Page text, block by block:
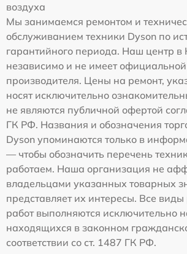
воздуха
Мы занимаемся ремонтом и
обслуживанием техники Dyson по
гарантийного периода. Наш центр в
независимо и не имеет
производителя. Цены на ремонт,
носят исключительно
не являются публичной офертой
ГК РФ. Названия и обозначения
Dyson упоминаются только в
— чтобы обозначить перечень
работаем. Наша организация не
владельцами указанных товарных
представляет их интересы. Все
работ выполняются исключительно
находящихся в законном
соответствии со ст. 1487 ГК РФ.